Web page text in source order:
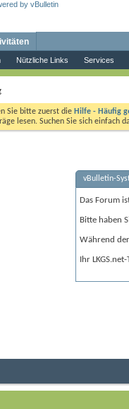
Nützliche Links Services
Sie bitte zuerst die Hilfe - Häufig
lesen. Suchen Sie sich einfach
vBulletin-
Das Forum
Bitte haben
Während
Ihr LKGS.net-